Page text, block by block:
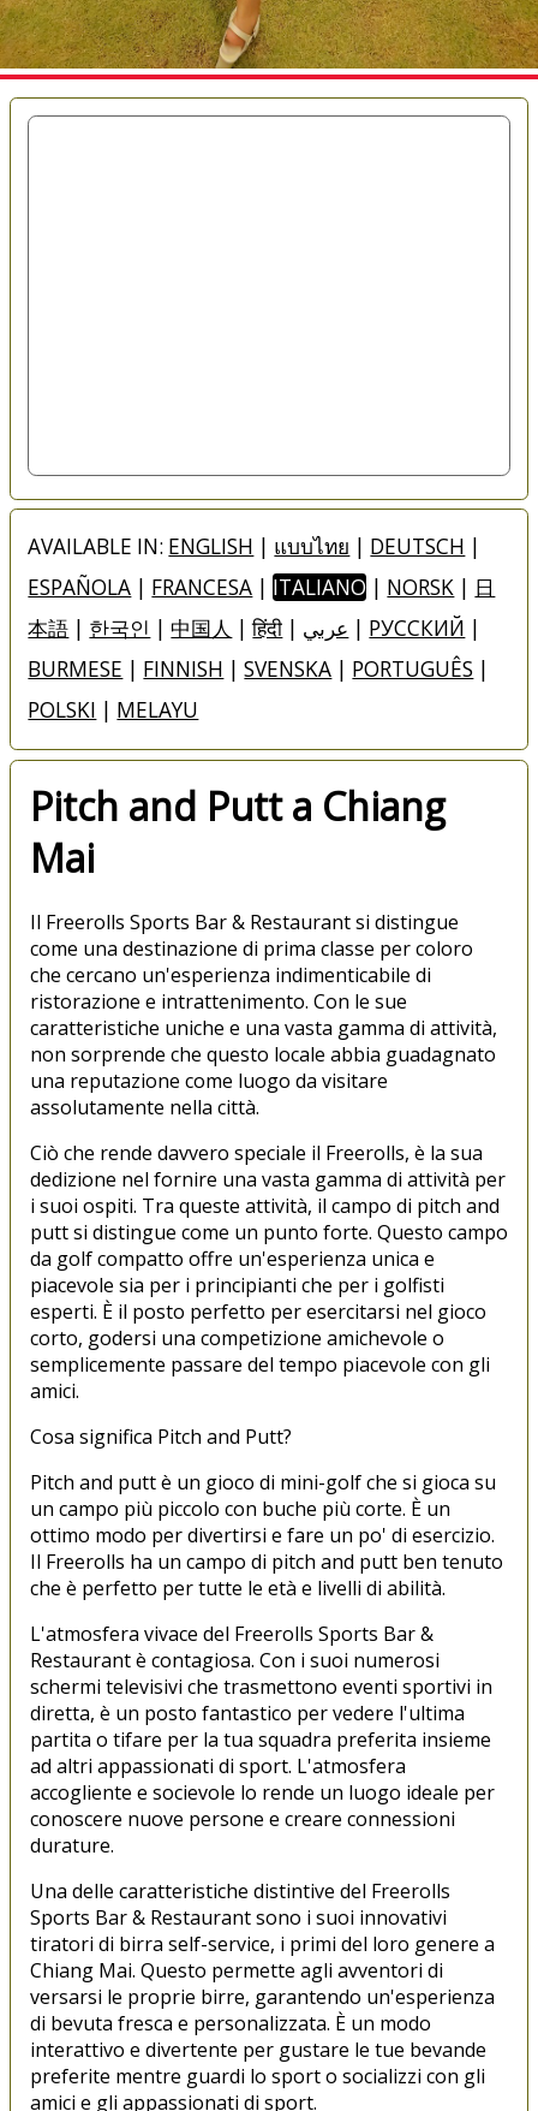
AVAILABLE IN: ENGLISH | แบบไทย | DEUTSCH |
ESPAÑOLA | FRANCESA | ITALIANO | NORSK | 日
本語 | 한국인 | 中国人 |हिंदी | عربي | РУССКИЙ |
BURMESE | FINNISH |SVENSKA | PORTUGUÊS |
POLSKI | MELAYU
Pitch and Putt a Chiang
Mai
Il Freerolls Sports Bar & Restaurant si distingue
come una destinazione di prima classe per coloro
che cercano un'esperienza indimenticabile di
ristorazione e intrattenimento. Con le sue
caratteristiche uniche e una vasta gamma di attività,
non sorprende che questo locale abbia guadagnato
una reputazione come luogo da visitare
assolutamente nella città.
Ciò che rende davvero speciale il Freerolls, è la sua
dedizione nel fornire una vasta gamma di attività per
i suoi ospiti. Tra queste attività, il campo di pitch and
putt si distingue come un punto forte. Questo campo
da golf compatto offre un'esperienza unica e
piacevole sia per i principianti che per i golfisti
esperti. È il posto perfetto per esercitarsi nel gioco
corto, godersi una competizione amichevole o
semplicemente passare del tempo piacevole con gli
amici.
Cosa significa Pitch and Putt?
Pitch and putt è un gioco di mini-golf che si gioca su
un campo più piccolo con buche più corte. È un
ottimo modo per divertirsi e fare un po' di esercizio.
Il Freerolls ha un campo di pitch and putt ben tenuto
che è perfetto per tutte le età e livelli di abilità.
L'atmosfera vivace del Freerolls Sports Bar &
Restaurant è contagiosa. Con i suoi numerosi
schermi televisivi che trasmettono eventi sportivi in
diretta, è un posto fantastico per vedere l'ultima
partita o tifare per la tua squadra preferita insieme
ad altri appassionati di sport. L'atmosfera
accogliente e socievole lo rende un luogo ideale per
conoscere nuove persone e creare connessioni
durature.
Una delle caratteristiche distintive del Freerolls
Sports Bar & Restaurant sono i suoi innovativi
tiratori di birra self-service, i primi del loro genere a
Chiang Mai. Questo permette agli avventori di
versarsi le proprie birre, garantendo un'esperienza
di bevuta fresca e personalizzata. È un modo
interattivo e divertente per gustare le tue bevande
preferite mentre guardi lo sport o socializzi con gli
amici e gli appassionati di sport.